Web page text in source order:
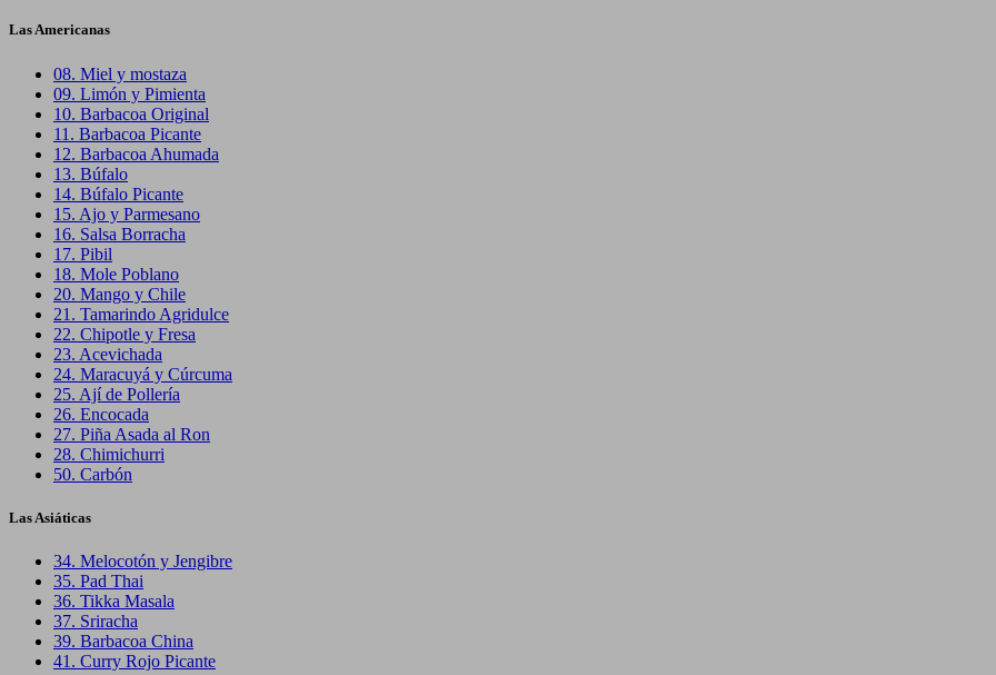
Las Americanas
08. Miel y mostaza
09. Limón y Pimienta
10. Barbacoa Original
11. Barbacoa Picante
12. Barbacoa Ahumada
13. Búfalo
14. Búfalo Picante
15. Ajo y Parmesano
16. Salsa Borracha
17. Pibil
18. Mole Poblano
20. Mango y Chile
21. Tamarindo Agridulce
22. Chipotle y Fresa
23. Acevichada
24. Maracuyá y Cúrcuma
25. Ají de Pollería
26. Encocada
27. Piña Asada al Ron
28. Chimichurri
50. Carbón
Las Asiáticas
34. Melocotón y Jengibre
35. Pad Thai
36. Tikka Masala
37. Sriracha
39. Barbacoa China
41. Curry Rojo Picante